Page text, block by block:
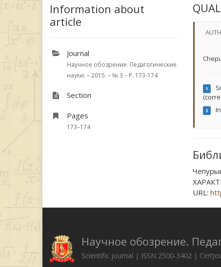
Information about
article
Journal
Научное обозрение. Педагогические
науки. – 2015. – № 3 – P. 173-174
Section
Pages
173–174
1
2
URL:
Научное обозрение.
Scientific journal | ISSN 2500-3402 |